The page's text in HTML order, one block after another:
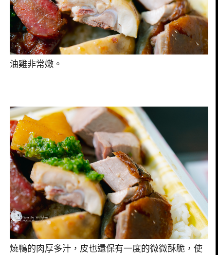
油雞非常嫩。
燒鴨的肉厚多汁，皮也還保有一度的微微酥脆，使